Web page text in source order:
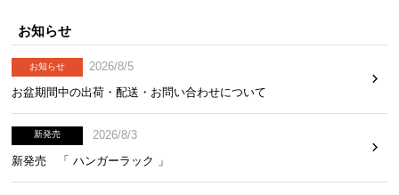
すのこ板の厚みは
りと支える丈夫なつくりとなっています。
お知らせ
お知らせ
2026/8/5
お盆期間中の出荷・配送・お問い合わせについて
新発売
2026/8/3
新発売 「 ハンガーラック 」